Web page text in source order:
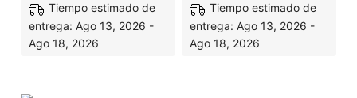
Tiempo estimado de
entrega: Ago 13, 2026 -
Ago 18, 2026
Tiempo estimado de
entrega: Ago 13, 2026 -
Ago 18, 2026